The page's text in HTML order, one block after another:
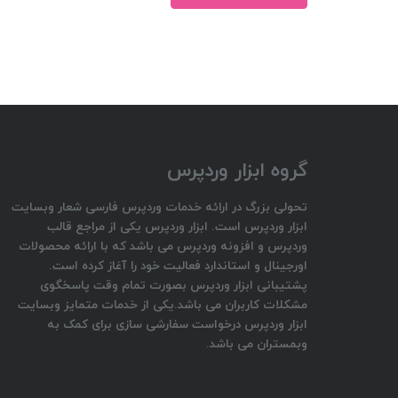
83,000﷼.
گروه ابزار وردپرس
تحولی بزرگ در ارائه خدمات وردپرس فارسی شعار وبسایت
ابزار وردپرس است. ابزار وردپرس یکی از مراجع قالب
وردپرس و افزونه وردپرس می باشد که با ارائه محصولات
اورجینال و استاندارد فعالیت خود را آغاز کرده است.
پشتیبانی ابزار وردپرس بصورت تمام وقت پاسخگوی
مشکلات کاربران می باشد.یکی از خدمات متمایز وبسایت
ابزار وردپرس درخواست سفارشی سازی برای کمک به
وبمستران می باشد.